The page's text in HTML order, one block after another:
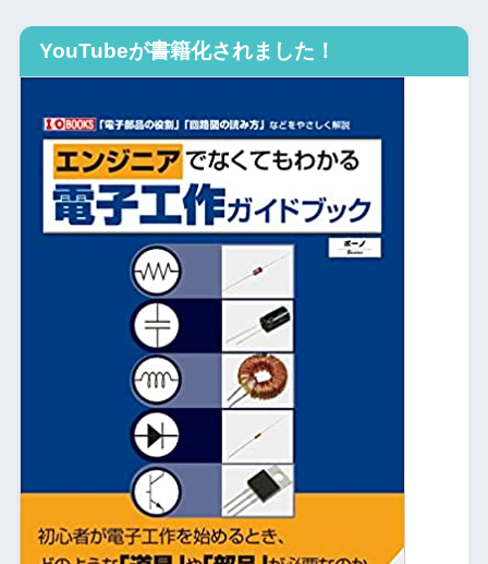
YouTubeが書籍化されました！